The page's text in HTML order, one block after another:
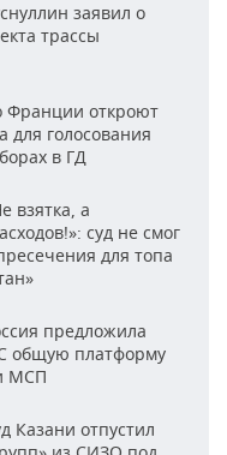
заявил о
трассы
Франции откроют
для голосования
в ГД
взятка, а
суд не смог
для топа
предложила
общую платформу
МСП
Казани отпустил